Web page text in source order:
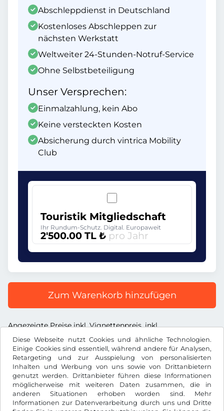
Diese Webseite nutzt Cookies und ähnliche Technologien.
Einige Cookies sind essentiell, während andere für Analysen,
Retargeting und zur Ausspielung von personalisierten
Inhalten und Werbung von uns sowie von Drittanbietern
genutzt werden. Drittanbieter führen diese Informationen
möglicherweise mit weiteren Daten zusammen, die in
anderen Situationen erhoben worden sind. Mehr
Informationen zur Datenverarbeitung durch uns und Dritte
Abschleppdienst in Deutschland
Kostenloses Abschleppen zur
nächsten Werkstatt
Weltweiter 24-Stunden-Notruf-Service
Ohne Selbstbeteiligung
Unser Versprechen:
Einmalzahlung, kein Abo
Keine versteckten Kosten
Absicherung durch vintrica Mobility
Club
Touristik Mitgliedschaft
Ihr Rundum-Schutz. Digital. Europaweit
2'500.00 TL ₺ pro Jahr
Zum Warenkorb hinzufügen
Angezeigte Preise inkl. Vignettenpreis, inkl.
Dienstleistungsentgelt und inkl. der gesetzl. MWST
TL ₺TRY